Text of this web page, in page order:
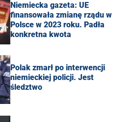
Niemiecka gazeta: UE
finansowała zmianę rządu w
Polsce w 2023 roku. Padła
konkretna kwota
Polak zmarł po interwencji
niemieckiej policji. Jest
śledztwo